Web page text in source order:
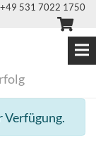
+49 531 7022 1750
Verfügung.